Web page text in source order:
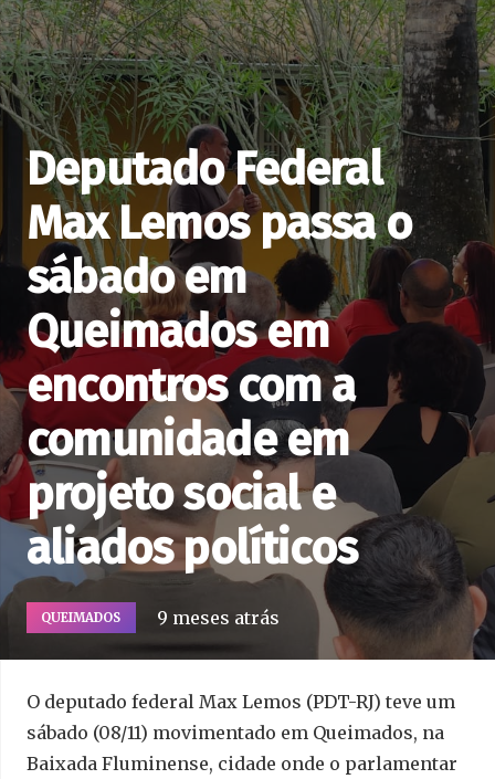
Deputado Federal
Max Lemos passa o
sábado em
Queimados em
encontros com a
comunidade em
projeto social e
aliados políticos
QUEIMADOS 9 meses atrás
O deputado federal Max Lemos (PDT-RJ) teve um
sábado (08/11) movimentado em Queimados, na
Baixada Fluminense, cidade onde o parlamentar